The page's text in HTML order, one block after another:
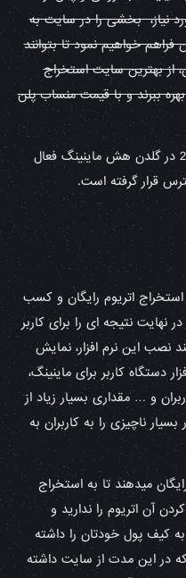
نیاز، بخشی را در سایت به
فراهم خواهیم نمود تا بتوانند
از بهترین سایت استخراج
ببرند و با قیمت منساب پلن
استخراج ابری اتریوم از اواخر سال 2023 در گلدن هش ماینینگ فعال
قرار گرفته است.
اتریوم رایگان و کسب
نهایت نتیجه ای را برای کاربر
نصب این نرم افزار، نمایش
دستگاه کاربر برای ماینینگ،
و … مقداری بسیار زیاد از
ناچیزی را به کاربران به
میدهند تا به استخراج
آن اتریوم را ندارید و
کیف پول خودتان را داشته
که در این مدت از سایت داشته